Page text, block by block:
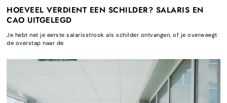
HOEVEEL VERDIENT EEN SCHILDER? SALARIS EN
CAO UITGELEGD
Je hebt net je eerste salarisstrook als schilder ontvangen, of je overweegt
de overstap naar de